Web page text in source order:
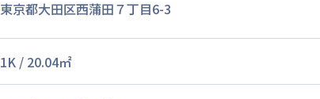
東京都大田区西蒲田７丁目6-3
1K / 20.04㎡